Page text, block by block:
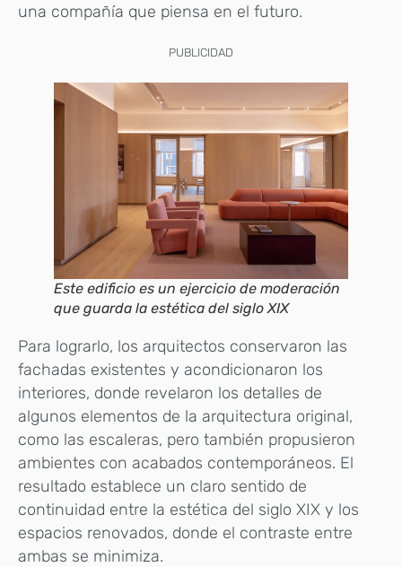
una compañía que piensa en el futuro.
PUBLICIDAD
Este edificio es un ejercicio de moderación
que guarda la estética del siglo XIX
Para lograrlo, los arquitectos conservaron las
fachadas existentes y acondicionaron los
interiores, donde revelaron los detalles de
algunos elementos de la arquitectura original,
como las escaleras, pero también propusieron
ambientes con acabados contemporáneos. El
resultado establece un claro sentido de
continuidad entre la estética del siglo XIX y los
espacios renovados, donde el contraste entre
ambas se minimiza.